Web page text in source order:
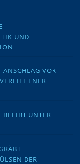
UND
ANSCHLAG VOR
BLEIBT UNTER
DER